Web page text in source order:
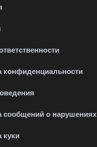
конфиденциальности
сообщений о нарушениях
куки